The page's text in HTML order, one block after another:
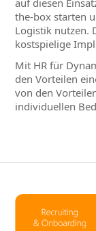
auf diesen
the-box starten
Logistik nutzen.
kostspielige
Mit HR für
den Vorteilen
von den
individuellen